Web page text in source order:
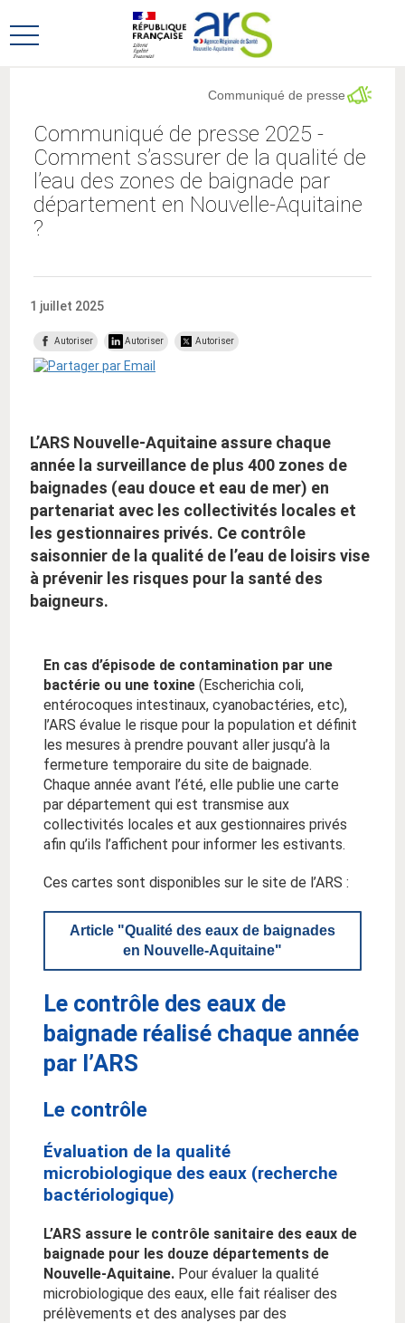
au
menu
au
contenu
Ouvrir
Communiqué de presse 2025 -
Comment s’assurer de la qualité de
l’eau des zones de baignade par
département en Nouvelle-Aquitaine
?
Communiqué de presse
1 juillet 2025
Autoriser Autoriser Autoriser
L’ARS Nouvelle-Aquitaine assure chaque
année la surveillance de plus 400 zones de
baignades (eau douce et eau de mer) en
partenariat avec les collectivités locales et
les gestionnaires privés. Ce contrôle
saisonnier de la qualité de l’eau de loisirs vise
à prévenir les risques pour la santé des
baigneurs.
En cas d’épisode de contamination par une
bactérie ou une toxine (Escherichia coli,
entérocoques intestinaux, cyanobactéries, etc),
l’ARS évalue le risque pour la population et définit
les mesures à prendre pouvant aller jusqu’à la
fermeture temporaire du site de baignade.
Chaque année avant l’été, elle publie une carte
par département qui est transmise aux
collectivités locales et aux gestionnaires privés
afin qu’ils l’affichent pour informer les estivants.
Ces cartes sont disponibles sur le site de l’ARS :
Article "Qualité des eaux de baignades
en Nouvelle-Aquitaine"
Le contrôle des eaux de
baignade réalisé chaque année
par l’ARS
Le contrôle
Évaluation de la qualité
microbiologique des eaux (recherche
bactériologique)
L’ARS assure le contrôle sanitaire des eaux de
baignade pour les douze départements de
Nouvelle-Aquitaine. Pour évaluer la qualité
microbiologique des eaux, elle fait réaliser des
prélèvements et des analyses par des